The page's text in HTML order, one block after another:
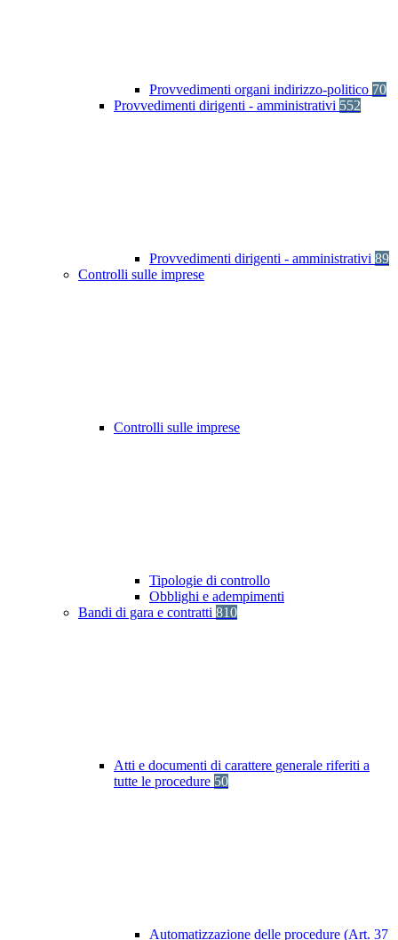
Provvedimenti organi indirizzo-politico 70
Provvedimenti dirigenti - amministrativi 552
Provvedimenti dirigenti - amministrativi 89
Controlli sulle imprese
Controlli sulle imprese
Tipologie di controllo
Obblighi e adempimenti
Bandi di gara e contratti 810
Atti e documenti di carattere generale riferiti a
tutte le procedure 50
Automatizzazione delle procedure (Art. 37